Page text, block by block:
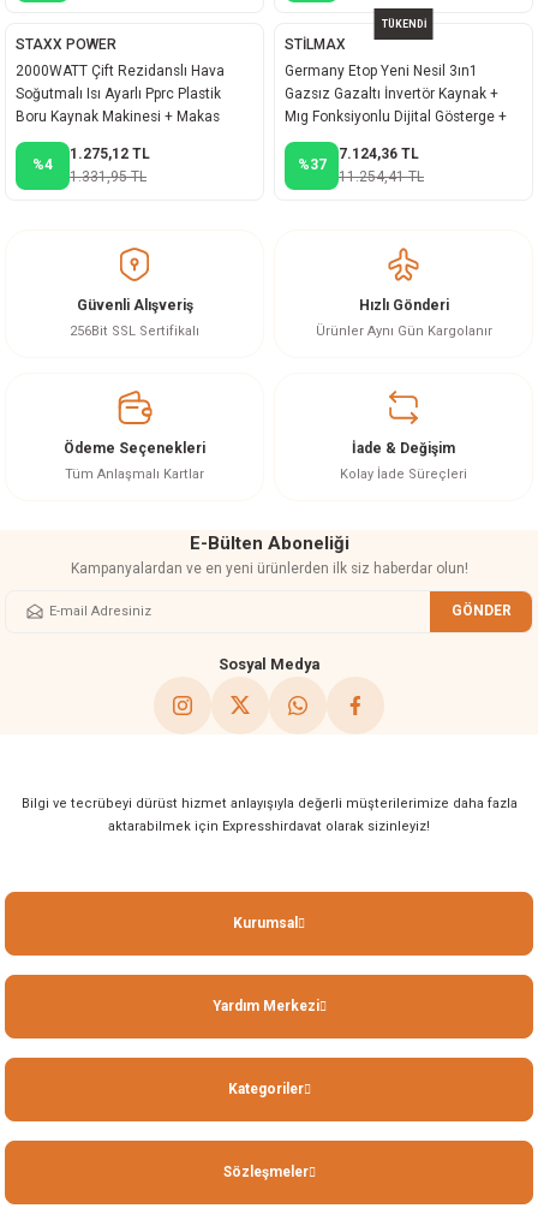
STAXX POWER
2000WATT Çift Rezidanslı Hava
Soğutmalı Isı Ayarlı Pprc Plastik
Boru Kaynak Makinesi + Makas
Metre
%4
1.275,12 TL
1.331,95 TL
TÜKENDİ
STİLMAX
Germany Etop Yeni Nesil 3ın1
Gazsız Gazaltı İnvertör Kaynak +
Mıg Fonksiyonlu Dijital Gösterge +
Tel
%37
7.124,36 TL
11.254,41 TL
Güvenli Alışveriş
256Bit SSL Sertifikalı
Hızlı Gönderi
Ürünler Aynı Gün Kargolanır
Ödeme Seçenekleri
Tüm Anlaşmalı Kartlar
İade & Değişim
Kolay İade Süreçleri
E-Bülten Aboneliği
Kampanyalardan ve en yeni ürünlerden ilk siz haberdar olun!
GÖNDER
Sosyal Medya
Bilgi ve tecrübeyi dürüst hizmet anlayışıyla değerli müşterilerimize daha fazla
aktarabilmek için Expresshirdavat olarak sizinleyiz!
Kurumsal
Yardım Merkezi
Kategoriler
Sözleşmeler